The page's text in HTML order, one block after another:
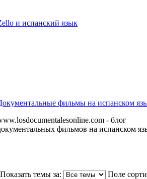
и испанский язык
фильмы на испанском
- блог
фильмов на испанском
Показать темы за:
Поле